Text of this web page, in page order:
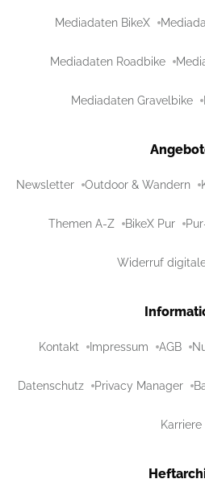
Mediadaten BikeX
Mediadaten Roadbike
Mediadaten Gravelbike
Newsletter Outdoor & Wandern
Themen A-Z BikeX Pur
Widerruf
Kontakt Impressum AGB
Datenschutz Privacy Manager
Karriere